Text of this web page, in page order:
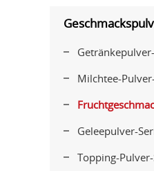
Milchtee-
Geleepulver-
Topping-